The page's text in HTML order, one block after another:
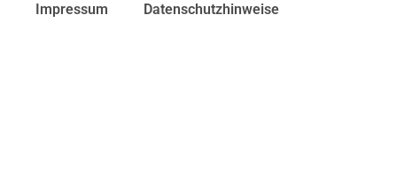
Impressum Datenschutzhinweise